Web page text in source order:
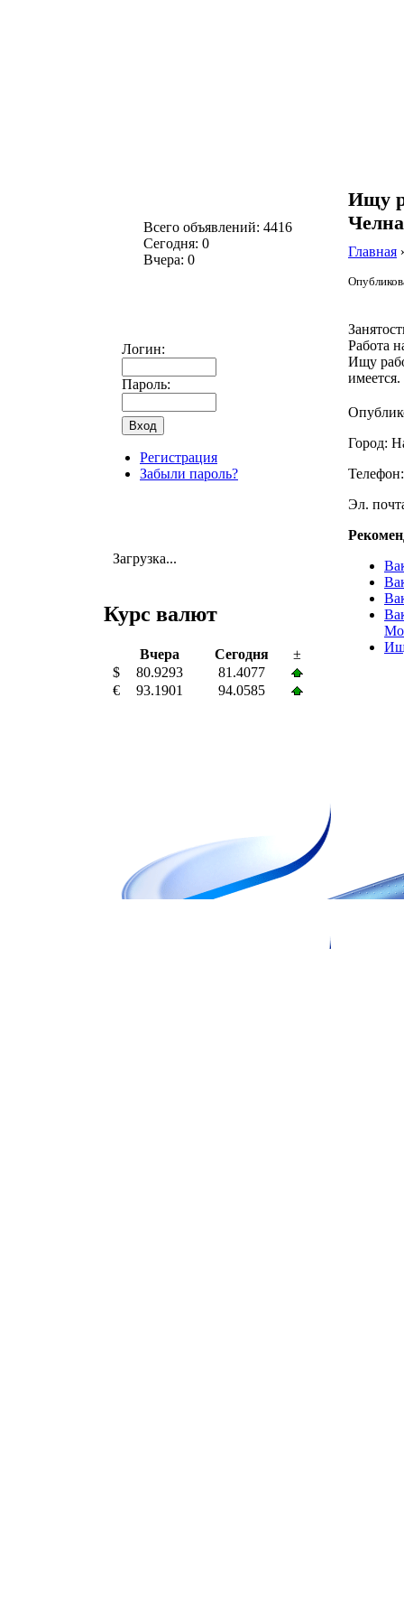
Всего объявлений: 4416
Сегодня: 0
Вчера: 0
Логин:
Пароль:
Регистрация
Забыли пароль?
Загрузка...
Курс валют
Вчера Сегодня
±
$
80.9293
81.4077
€
93.1901 94.0585
Ищу
Главная
Работа
Ищу
имеется.
Город:
Эл.